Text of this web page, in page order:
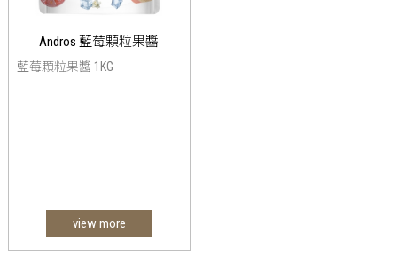
Andros 藍莓顆粒果醬
藍莓顆粒果醬 1KG
view more